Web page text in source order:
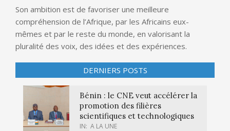
Son ambition est de favoriser une meilleure
compréhension de l’Afrique, par les Africains eux-
mêmes et par le reste du monde, en valorisant la
pluralité des voix, des idées et des expériences.
DERNIERS POSTS
Bénin : le CNE veut accélérer la
promotion des filières
scientifiques et technologiques
IN: A LA UNE